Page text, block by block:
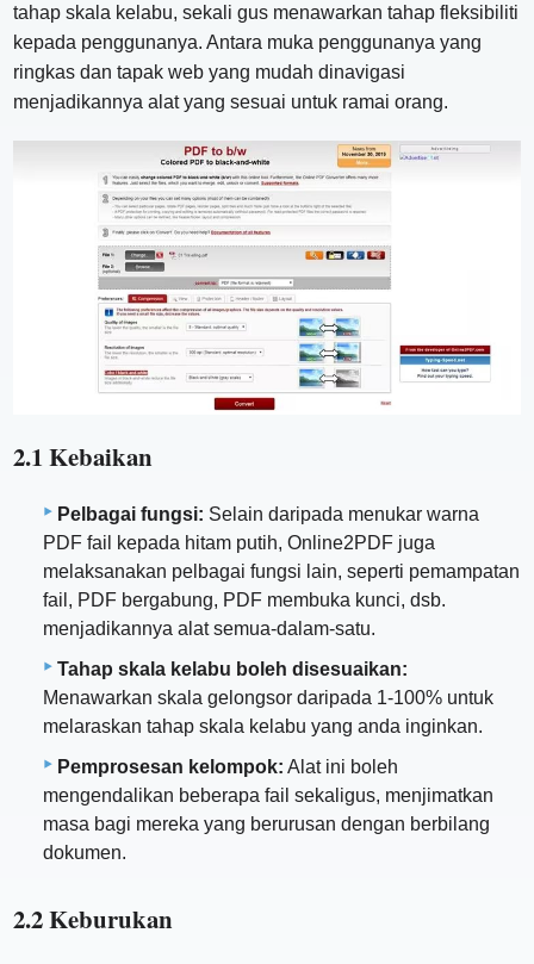
tahap skala kelabu, sekali gus menawarkan tahap fleksibiliti
kepada penggunanya. Antara muka penggunanya yang
ringkas dan tapak web yang mudah dinavigasi
menjadikannya alat yang sesuai untuk ramai orang.
2.1 Kebaikan
Pelbagai fungsi: Selain daripada menukar warna
PDF fail kepada hitam putih, Online2PDF juga
melaksanakan pelbagai fungsi lain, seperti pemampatan
fail, PDF bergabung, PDF membuka kunci, dsb.
menjadikannya alat semua-dalam-satu.
Tahap skala kelabu boleh disesuaikan:
Menawarkan skala gelongsor daripada 1-100% untuk
melaraskan tahap skala kelabu yang anda inginkan.
Pemprosesan kelompok: Alat ini boleh
mengendalikan beberapa fail sekaligus, menjimatkan
masa bagi mereka yang berurusan dengan berbilang
dokumen.
2.2 Keburukan